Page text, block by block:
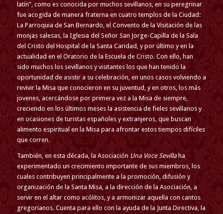
latín”, como es conocida por muchos sevillanos, en su peregrinar
fue acogida de manera fraterna en cuatro templos de la Ciudad:
La Parroquia de San Bernardo, el Convento de la Visitación de las
monjas salesas, la Iglesia del Señor San Jorge-Capilla de la Sala
del Cristo del Hospital de la Santa Caridad, y por último y en la
actualidad en el Oratorio de la Escuela de Cristo. Con ello, han
sido muchos los sevillanos y visitantes los que han tenido la
oportunidad de asistir a su celebración, en unos casos volviendo a
revivir la Misa que conocieron en su juventud, y en otros, los más
jovenes, acercándose por primera vez a la Misa de siempre,
creciendo en los últimos meses la asistencia de fieles sevillanos y
en ocasiones de turistas españoles y extranjeros, que buscan
alimento espiritual en la Misa para afrontar estos tiempos difíciles
que corren.
También, en esta década, la Asociación Una Voce Sevilla ha
experimentado un crecimiento importante de sus miembros, los
cuales contribuyen principalmente a la promoción, difusión y
organización de la Santa Misa, a la dirección de la Asociación, a
servir en el altar como acólitos, y a armonizar aquella con cantos
gregorianos. Cuenta para ello con la ayuda de la Junta Directiva, la